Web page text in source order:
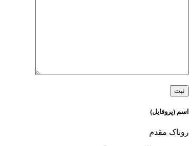
اسم (پروفایل)
روناک مقدم